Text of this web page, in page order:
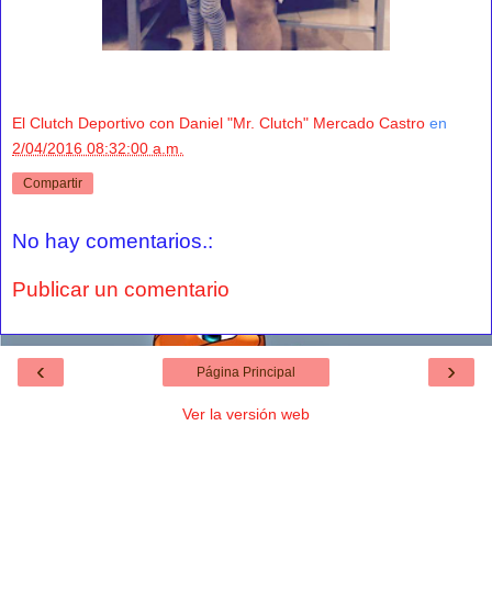
El Clutch Deportivo con Daniel "Mr. Clutch" Mercado Castro en
2/04/2016 08:32:00 a.m.
Compartir
No hay comentarios.:
Publicar un comentario
‹ ›
Página Principal
Ver la versión web